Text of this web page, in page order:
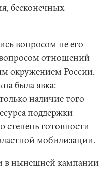
бесконечных
вопросом не его
отношений
окружением России.
была явка:
наличие того
поддержки
степень готовности
мобилизации.
в нынешней кампании